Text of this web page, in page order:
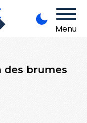
Menu
des brumes